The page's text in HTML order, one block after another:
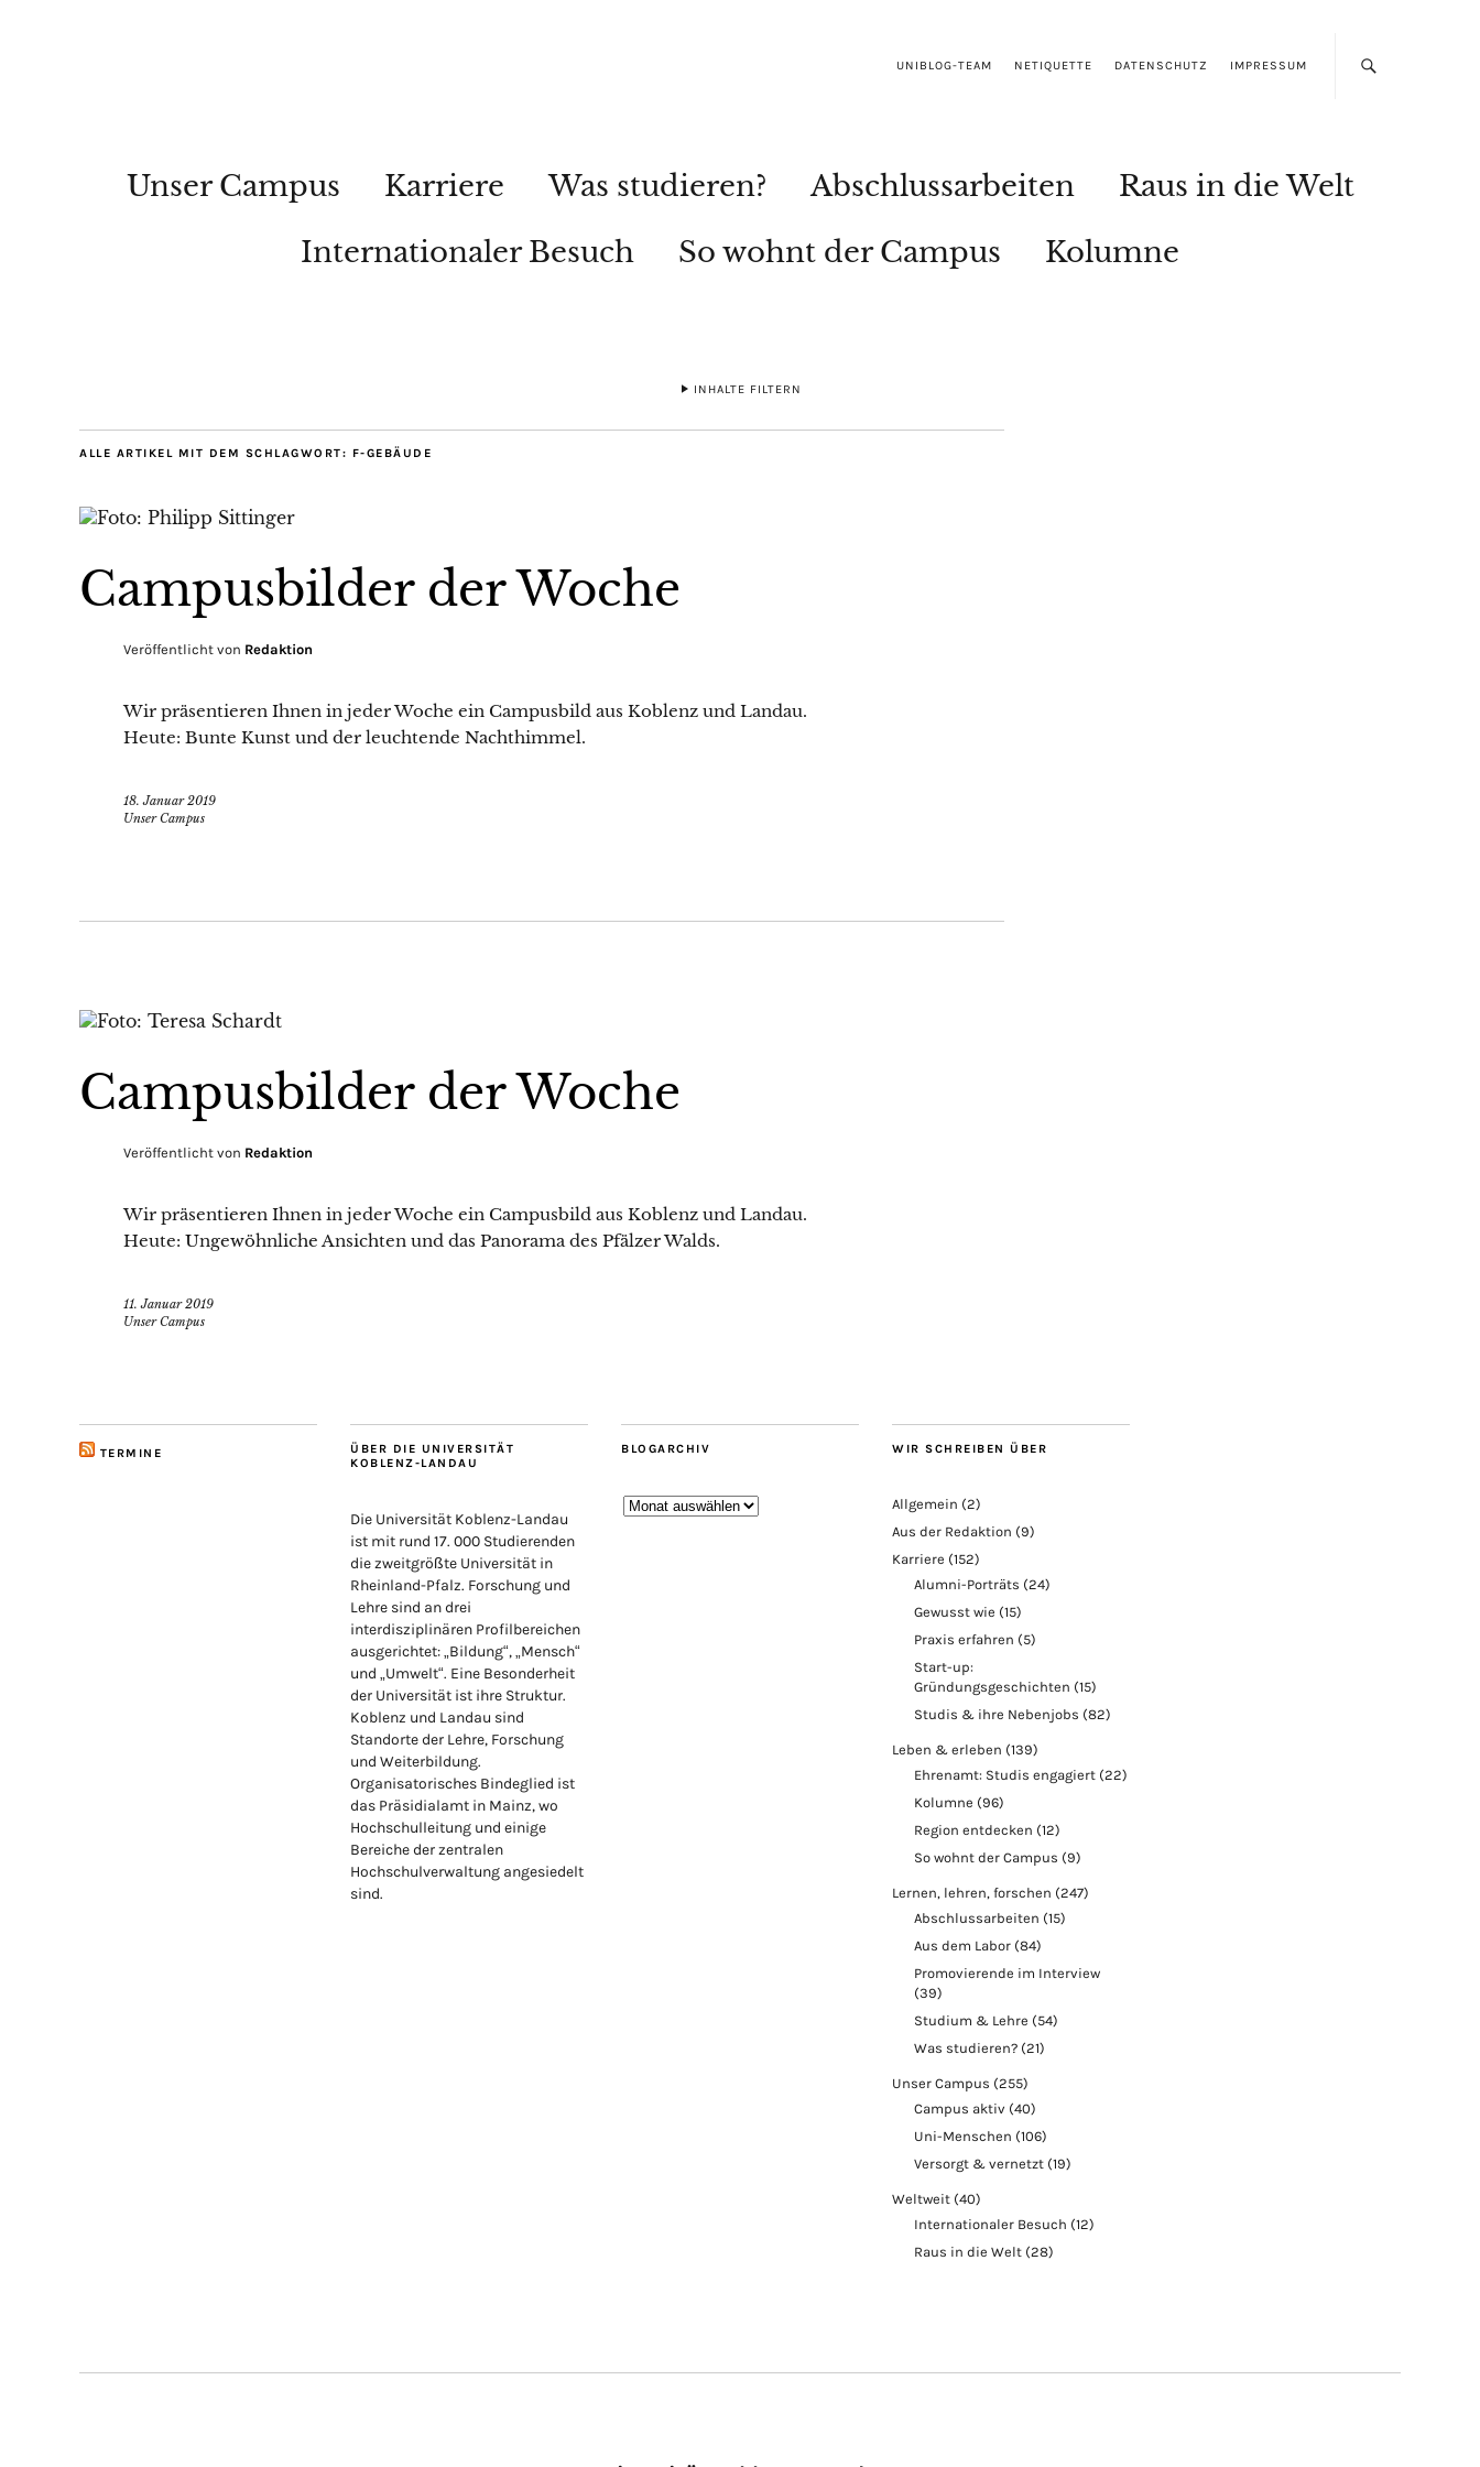
UNIBLOG-TEAM NETIQUETTE DATENSCHUTZ IMPRESSUM
Unser Campus Karriere Was studieren? Abschlussarbeiten
Raus in die Welt
Internationaler Besuch
So wohnt der Campus Kolumne
INHALTE FILTERN
ALLE ARTIKEL MIT DEM SCHLAGWORT: F-GEBÄUDE
Campusbilder der Woche
Veröffentlicht von Redaktion
Wir präsentieren Ihnen in jeder Woche ein Campusbild aus Koblenz und Landau.
Heute: Bunte Kunst und der leuchtende Nachthimmel.
18. Januar 2019
Unser Campus
Campusbilder der Woche
Veröffentlicht von Redaktion
Wir präsentieren Ihnen in jeder Woche ein Campusbild aus Koblenz und Landau.
Heute: Ungewöhnliche Ansichten und das Panorama des Pfälzer Walds.
11. Januar 2019
Unser Campus
TERMINE
ÜBER DIE UNIVERSITÄT
KOBLENZ-LANDAU
Die Universität Koblenz-Landau
ist mit rund 17. 000 Studierenden
die zweitgrößte Universität in
Rheinland-Pfalz. Forschung und
Lehre sind an drei
interdisziplinären Profilbereichen
ausgerichtet: „Bildung“, „Mensch“
und „Umwelt“. Eine Besonderheit
der Universität ist ihre Struktur.
Koblenz und Landau sind
Standorte der Lehre, Forschung
und Weiterbildung.
Organisatorisches Bindeglied ist
das Präsidialamt in Mainz, wo
Hochschulleitung und einige
Bereiche der zentralen
Hochschulverwaltung angesiedelt
sind.
BLOGARCHIV
Blogarchiv
WIR SCHREIBEN ÜBER
Allgemein (2)
Aus der Redaktion (9)
Karriere (152)
Alumni-Porträts (24)
Gewusst wie (15)
Praxis erfahren (5)
Start-up:
Gründungsgeschichten (15)
Studis & ihre Nebenjobs (82)
Leben & erleben (139)
Ehrenamt: Studis engagiert (22)
Kolumne (96)
Region entdecken (12)
So wohnt der Campus (9)
Lernen, lehren, forschen (247)
Abschlussarbeiten (15)
Aus dem Labor (84)
Promovierende im Interview
(39)
Studium & Lehre (54)
Was studieren? (21)
Unser Campus (255)
Campus aktiv (40)
Uni-Menschen (106)
Versorgt & vernetzt (19)
Weltweit (40)
Internationaler Besuch (12)
Raus in die Welt (28)